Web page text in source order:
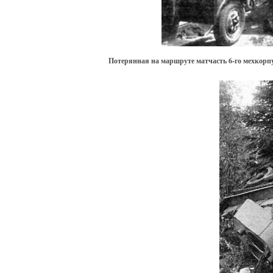
Потерянная на маршруте матчасть 6-го